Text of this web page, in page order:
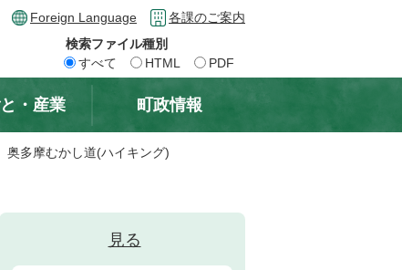
Foreign Language
各課のご案内
検索ファイル種別
すべて
HTML PDF
・産業 町政情報
奥多摩むかし道(ハイキング)
見る